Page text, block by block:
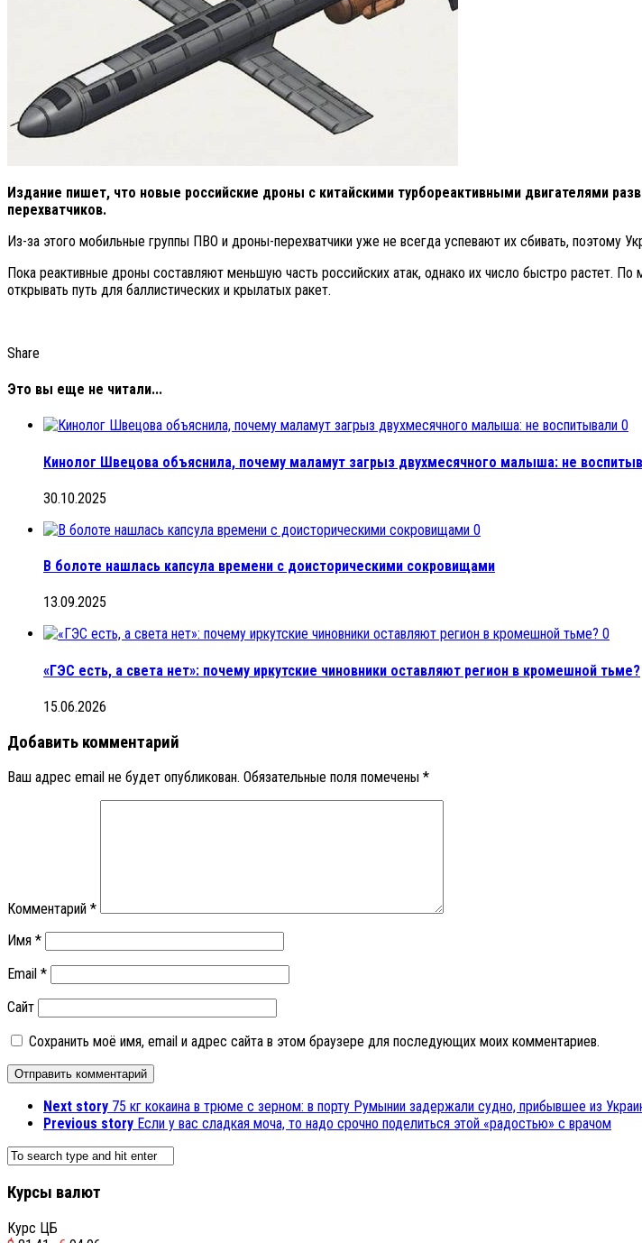
Издание пишет, что новые российские дроны с китайскими турбореактивными двигателями
перехватчиков.
Из-за этого мобильные группы ПВО и дроны-перехватчики уже не всегда успевают их сбивать, поэтому
Пока реактивные дроны составляют меньшую часть российских атак, однако их число быстро растет.
открывать путь для баллистических и крылатых ракет.
Share
Это вы еще не читали...
0
Кинолог Швецова объяснила, почему маламут загрыз двухмесячного малыша: не
30.10.2025
0
В болоте нашлась капсула времени с доисторическими сокровищами
13.09.2025
0
«ГЭС есть, а света нет»: почему иркутские чиновники оставляют регион в кромешной тьме?
15.06.2026
Добавить комментарий
Ваш адрес email не будет опубликован. Обязательные поля помечены *
Комментарий *
Имя *
Email *
Сайт
Сохранить моё имя, email и адрес сайта в этом браузере для последующих моих комментариев.
Next story 75 кг кокаина в трюме с зерном: в порту Румынии задержали судно, прибывшее из
Previous story Если у вас сладкая моча, то надо срочно поделиться этой «радостью» с врачом
Курсы валют
Курс ЦБ